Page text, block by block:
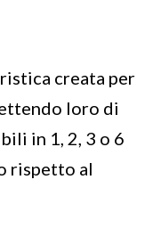
creata per
loro di
in 1, 2, 3 o 6
rispetto al